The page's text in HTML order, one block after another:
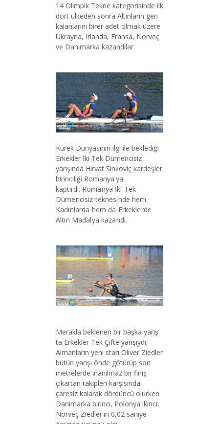
14 Olimpik Tekne kategorisinde ilk
dört ülkeden sonra Altınların geri
kalanlarını birer adet olmak üzere
Ukrayna, İrlanda, Fransa, Norveç
ve Danimarka kazandılar.
Kürek Dünyasının ilgi ile beklediği
Erkekler İki Tek Dümencisiz
yarışında Hırvat Sinkoviç kardeşler
birinciliği Romanya'ya
kaptırdı. Romanya İki Tek
Dümencisiz teknesinde hem
Kadınlarda hem da Erkeklerde
Altın Madalya kazandı.
Merakla beklenen bir başka yarış
ta Erkekler Tek Çifte yarışıydı.
Almanların yeni starı Oliver Ziedler
bütün yarışı önde götürüp son
metrelerde inanılmaz bir finiş
çıkartan rakipleri karşısında
çaresiz kalarak dördüncü olurken
Danimarka birinci, Polonya ikinci,
Norveç Ziedler'in 0,02 saniye